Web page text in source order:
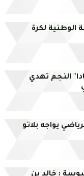
الوطنية لكرة
النجم تهدي
يواجه بلاتو